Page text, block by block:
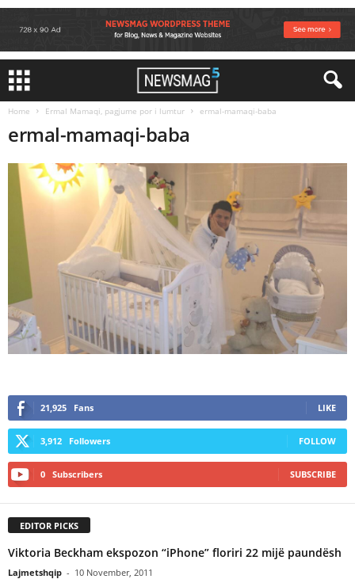
Home Ermal Mamaqi, pagjume por i lumtur ermal-mamaqi-baba
ermal-mamaqi-baba
21,925 Fans LIKE
3,912 Followers FOLLOW
0 Subscribers SUBSCRIBE
EDITOR PICKS
Viktoria Beckham ekspozon “iPhone” floriri 22 mijë paundësh
Lajmetshqip - 10 November, 2011